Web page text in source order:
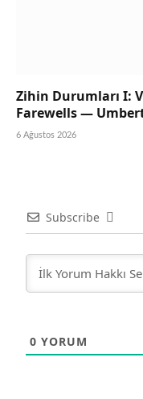
Zihin Durumları I:
Farewells —
6 Ağustos 2026
Subscribe
0 YORUM